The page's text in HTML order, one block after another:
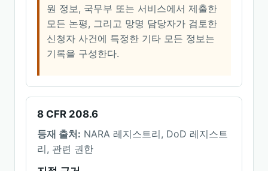
원 정보, 국무부 또는 서비스에서 제출한
모든 논평, 그리고 망명 담당자가 검토한
신청자 사건에 특정한 기타 모든 정보는
기록을 구성한다.
8 CFR 208.6
등재 출처: NARA 레지스트리, DoD 레지스트
리, 관련 권한